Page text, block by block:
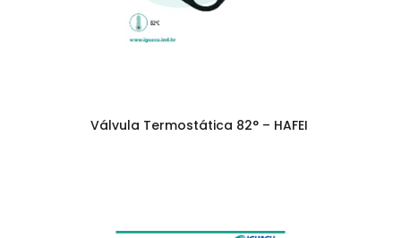
Válvula Termostática 82° – HAFEI